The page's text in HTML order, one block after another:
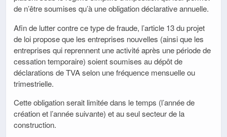
de n’être soumises qu’à une obligation déclarative annuelle.
Afin de lutter contre ce type de fraude, l’article 13 du projet
de loi propose que les entreprises nouvelles (ainsi que les
entreprises qui reprennent une activité après une période de
cessation temporaire) soient soumises au dépôt de
déclarations de TVA selon une fréquence mensuelle ou
trimestrielle.
Cette obligation serait limitée dans le temps (l’année de
création et l’année suivante) et au seul secteur de la
construction.